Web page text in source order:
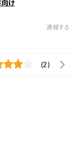
け
通報する
(2)